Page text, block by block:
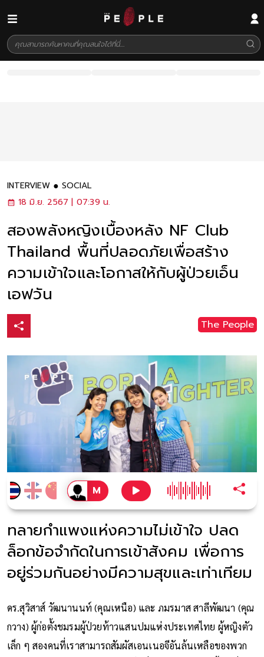
INTERVIEW
SOCIAL
18 มิ.ย. 2567 | 07:39 น.
สองพลังหญิงเบื้องหลัง NF Club
Thailand พื้นที่ปลอดภัยเพื่อสร้าง
ความเข้าใจและโอกาสให้กับผู้ป่วยเอ็น
เอฟวัน
The People
ทลายกำแพงแห่งความไม่เข้าใจ ปลด
ล็อกข้อจำกัดในการเข้าสังคม เพื่อการ
อยู่ร่วมกันอย่างมีความสุขและเท่าเทียม
ดร.สุวิสาส์ วัฒนานนท์ (คุณเหนือ) และ ภมรมาส สาลีพัฒนา (คุณ
กวาง) ผู้ก่อตั้งชมรมผู้ป่วยท้าวแสนปมแห่งประเทศไทย ผู้หญิงตัว
เล็ก ๆ สองคนที่เราสามารถสัมผัสเอนเนอจีอันล้นเหลือของพวก